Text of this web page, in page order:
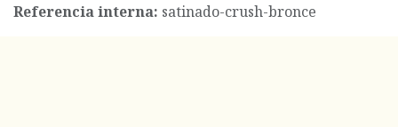
Referencia interna: satinado-crush-bronce